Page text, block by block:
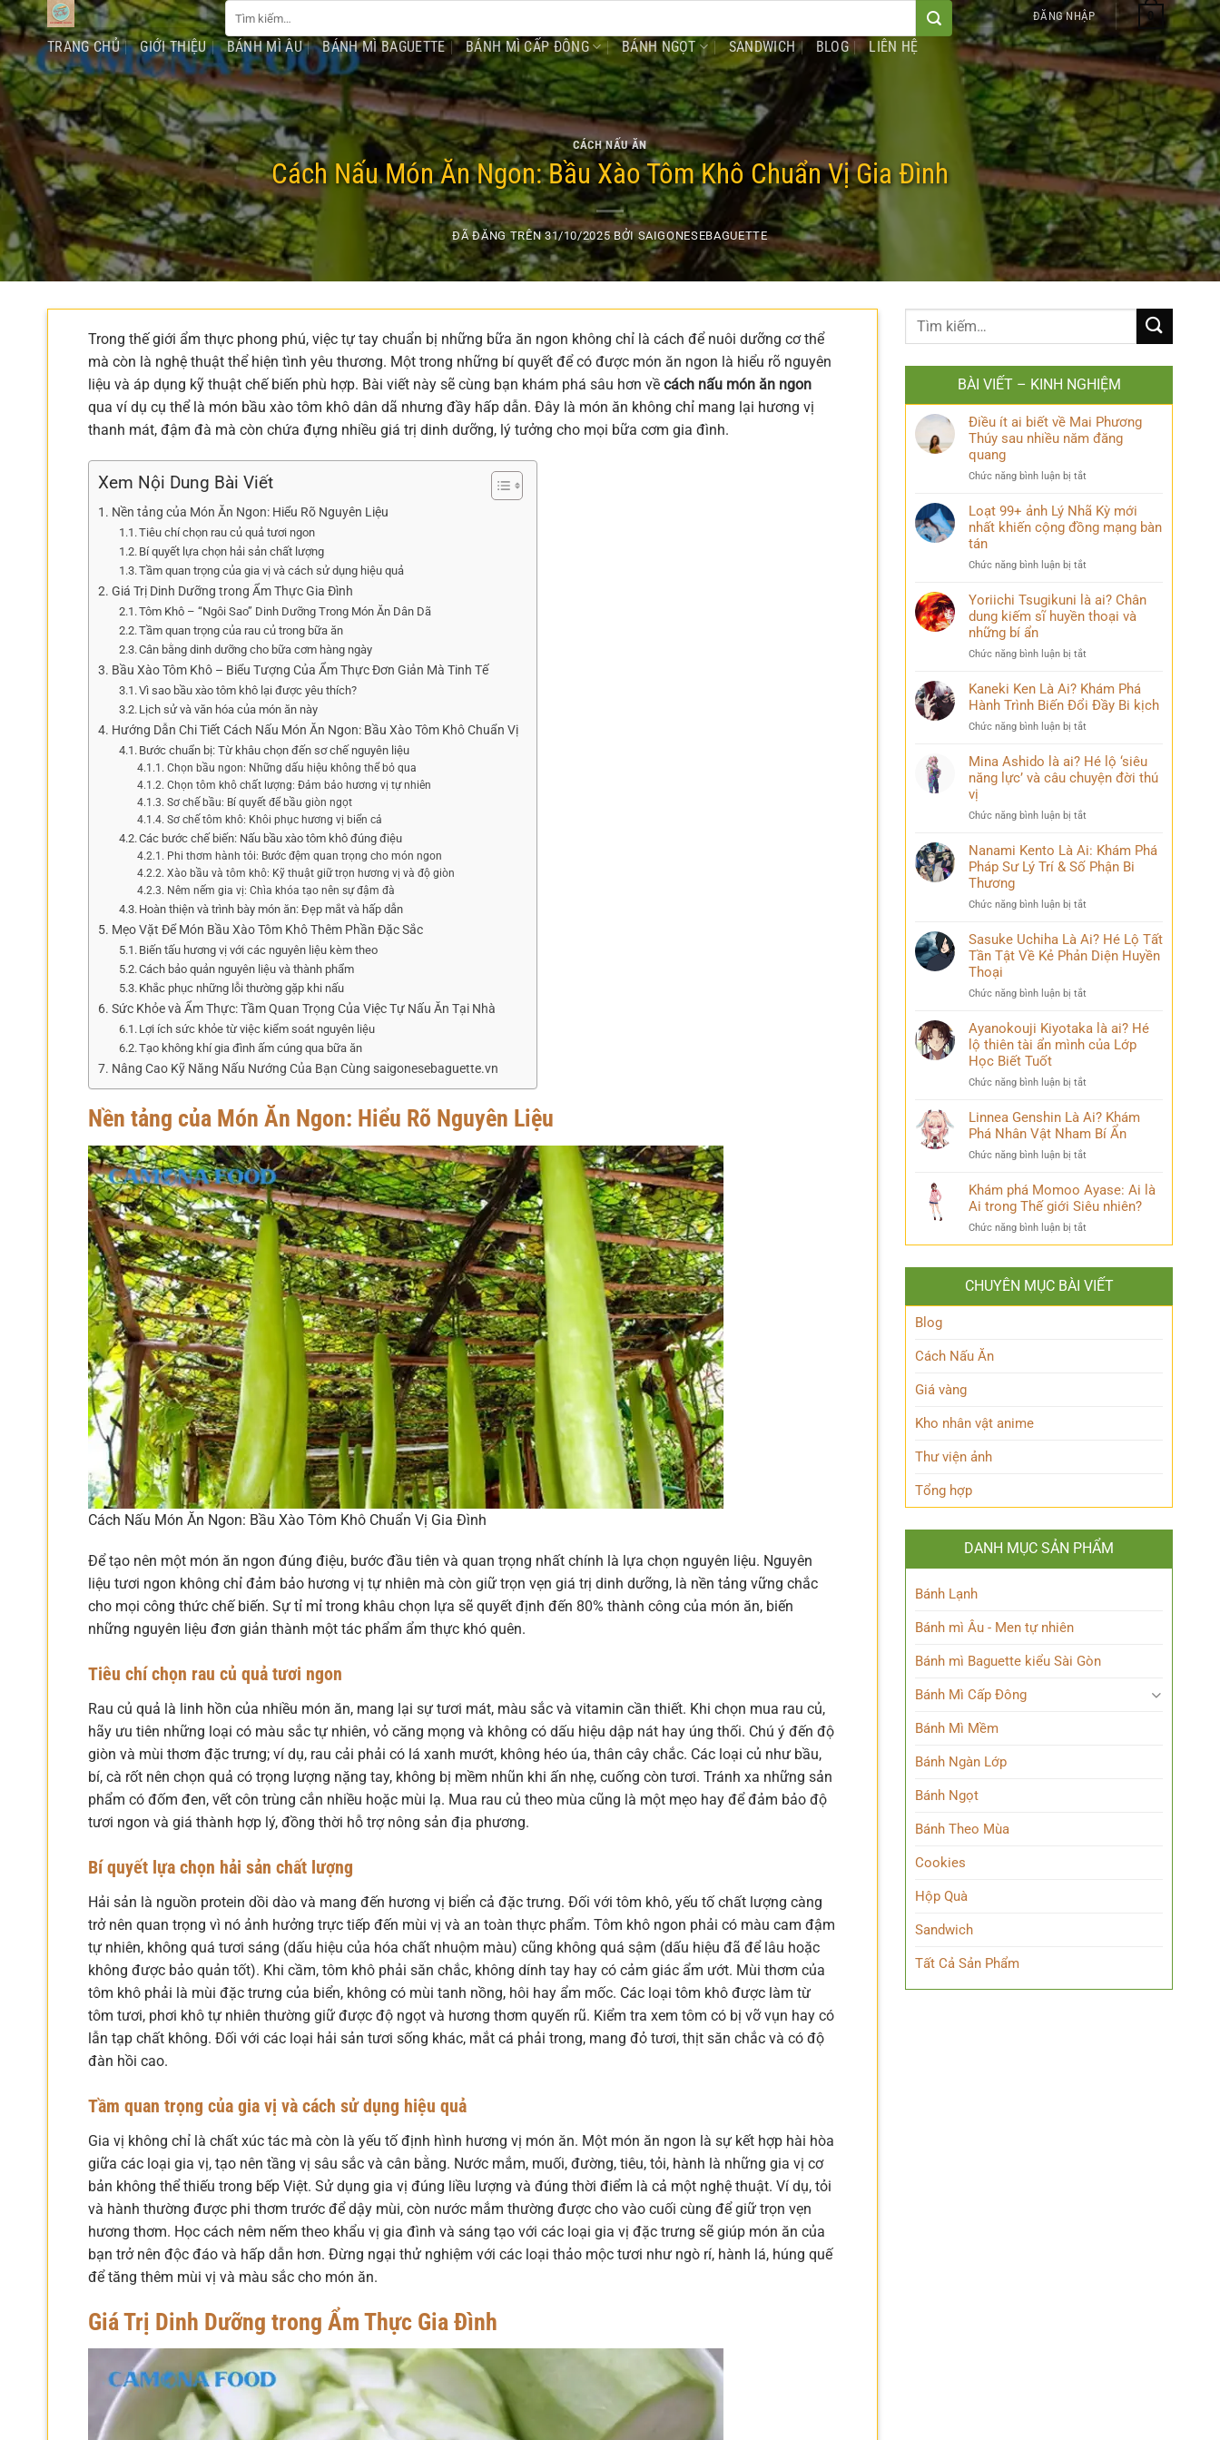
Chuyển
đến
nội
dung
Tìm
kiếm:
ĐĂNG NHẬP 0
TRANG CHỦ GIỚI THIỆU BÁNH MÌ ÂU BÁNH MÌ BAGUETTE BÁNH MÌ CẤP ĐÔNG BÁNH NGỌT SANDWICH BLOG LIÊN HỆ
CÁCH NẤU ĂN
Cách Nấu Món Ăn Ngon: Bầu Xào Tôm Khô Chuẩn Vị Gia Đình
ĐÃ ĐĂNG TRÊN31/10/2025 BỞISAIGONESEBAGUETTE
Trong thế giới ẩm thực phong phú, việc tự tay chuẩn bị những bữa ăn ngon không chỉ là cách để nuôi dưỡng cơ thể
mà còn là nghệ thuật thể hiện tình yêu thương. Một trong những bí quyết để có được món ăn ngon là hiểu rõ nguyên
liệu và áp dụng kỹ thuật chế biến phù hợp. Bài viết này sẽ cùng bạn khám phá sâu hơn về cách nấu món ăn ngon
qua ví dụ cụ thể là món bầu xào tôm khô dân dã nhưng đầy hấp dẫn. Đây là món ăn không chỉ mang lại hương vị
thanh mát, đậm đà mà còn chứa đựng nhiều giá trị dinh dưỡng, lý tưởng cho mọi bữa cơm gia đình.
Xem Nội Dung Bài Viết
Nền tảng của Món Ăn Ngon: Hiểu Rõ Nguyên Liệu
Tiêu chí chọn rau củ quả tươi ngon
Bí quyết lựa chọn hải sản chất lượng
Tầm quan trọng của gia vị và cách sử dụng hiệu quả
Giá Trị Dinh Dưỡng trong Ẩm Thực Gia Đình
Tôm Khô – “Ngôi Sao” Dinh Dưỡng Trong Món Ăn Dân Dã
Tầm quan trọng của rau củ trong bữa ăn
Cân bằng dinh dưỡng cho bữa cơm hàng ngày
Bầu Xào Tôm Khô – Biểu Tượng Của Ẩm Thực Đơn Giản Mà Tinh Tế
Vì sao bầu xào tôm khô lại được yêu thích?
Lịch sử và văn hóa của món ăn này
Hướng Dẫn Chi Tiết Cách Nấu Món Ăn Ngon: Bầu Xào Tôm Khô Chuẩn Vị
Bước chuẩn bị: Từ khâu chọn đến sơ chế nguyên liệu
Chọn bầu ngon: Những dấu hiệu không thể bỏ qua
Chọn tôm khô chất lượng: Đảm bảo hương vị tự nhiên
Sơ chế bầu: Bí quyết để bầu giòn ngọt
Sơ chế tôm khô: Khôi phục hương vị biển cả
Các bước chế biến: Nấu bầu xào tôm khô đúng điệu
Phi thơm hành tỏi: Bước đệm quan trọng cho món ngon
Xào bầu và tôm khô: Kỹ thuật giữ trọn hương vị và độ giòn
Nêm nếm gia vị: Chìa khóa tạo nên sự đậm đà
Hoàn thiện và trình bày món ăn: Đẹp mắt và hấp dẫn
Mẹo Vặt Để Món Bầu Xào Tôm Khô Thêm Phần Đặc Sắc
Biến tấu hương vị với các nguyên liệu kèm theo
Cách bảo quản nguyên liệu và thành phẩm
Khắc phục những lỗi thường gặp khi nấu
Sức Khỏe và Ẩm Thực: Tầm Quan Trọng Của Việc Tự Nấu Ăn Tại Nhà
Lợi ích sức khỏe từ việc kiểm soát nguyên liệu
Tạo không khí gia đình ấm cúng qua bữa ăn
Nâng Cao Kỹ Năng Nấu Nướng Của Bạn Cùng saigonesebaguette.vn
Nền tảng của Món Ăn Ngon: Hiểu Rõ Nguyên Liệu
Cách Nấu Món Ăn Ngon: Bầu Xào Tôm Khô Chuẩn Vị Gia Đình
Để tạo nên một món ăn ngon đúng điệu, bước đầu tiên và quan trọng nhất chính là lựa chọn nguyên liệu. Nguyên
liệu tươi ngon không chỉ đảm bảo hương vị tự nhiên mà còn giữ trọn vẹn giá trị dinh dưỡng, là nền tảng vững chắc
cho mọi công thức chế biến. Sự tỉ mỉ trong khâu chọn lựa sẽ quyết định đến 80% thành công của món ăn, biến
những nguyên liệu đơn giản thành một tác phẩm ẩm thực khó quên.
Tiêu chí chọn rau củ quả tươi ngon
Rau củ quả là linh hồn của nhiều món ăn, mang lại sự tươi mát, màu sắc và vitamin cần thiết. Khi chọn mua rau củ,
hãy ưu tiên những loại có màu sắc tự nhiên, vỏ căng mọng và không có dấu hiệu dập nát hay úng thối. Chú ý đến độ
giòn và mùi thơm đặc trưng; ví dụ, rau cải phải có lá xanh mướt, không héo úa, thân cây chắc. Các loại củ như bầu,
bí, cà rốt nên chọn quả có trọng lượng nặng tay, không bị mềm nhũn khi ấn nhẹ, cuống còn tươi. Tránh xa những sản
phẩm có đốm đen, vết côn trùng cắn nhiều hoặc mùi lạ. Mua rau củ theo mùa cũng là một mẹo hay để đảm bảo độ
tươi ngon và giá thành hợp lý, đồng thời hỗ trợ nông sản địa phương.
Bí quyết lựa chọn hải sản chất lượng
Hải sản là nguồn protein dồi dào và mang đến hương vị biển cả đặc trưng. Đối với tôm khô, yếu tố chất lượng càng
trở nên quan trọng vì nó ảnh hưởng trực tiếp đến mùi vị và an toàn thực phẩm. Tôm khô ngon phải có màu cam đậm
tự nhiên, không quá tươi sáng (dấu hiệu của hóa chất nhuộm màu) cũng không quá sậm (dấu hiệu đã để lâu hoặc
không được bảo quản tốt). Khi cầm, tôm khô phải săn chắc, không dính tay hay có cảm giác ẩm ướt. Mùi thơm của
tôm khô phải là mùi đặc trưng của biển, không có mùi tanh nồng, hôi hay ẩm mốc. Các loại tôm khô được làm từ
tôm tươi, phơi khô tự nhiên thường giữ được độ ngọt và hương thơm quyến rũ. Kiểm tra xem tôm có bị vỡ vụn hay có
lẫn tạp chất không. Đối với các loại hải sản tươi sống khác, mắt cá phải trong, mang đỏ tươi, thịt săn chắc và có độ
đàn hồi cao.
Tầm quan trọng của gia vị và cách sử dụng hiệu quả
Gia vị không chỉ là chất xúc tác mà còn là yếu tố định hình hương vị món ăn. Một món ăn ngon là sự kết hợp hài hòa
giữa các loại gia vị, tạo nên tầng vị sâu sắc và cân bằng. Nước mắm, muối, đường, tiêu, tỏi, hành là những gia vị cơ
bản không thể thiếu trong bếp Việt. Sử dụng gia vị đúng liều lượng và đúng thời điểm là cả một nghệ thuật. Ví dụ, tỏi
và hành thường được phi thơm trước để dậy mùi, còn nước mắm thường được cho vào cuối cùng để giữ trọn vẹn
hương thơm. Học cách nêm nếm theo khẩu vị gia đình và sáng tạo với các loại gia vị đặc trưng sẽ giúp món ăn của
bạn trở nên độc đáo và hấp dẫn hơn. Đừng ngại thử nghiệm với các loại thảo mộc tươi như ngò rí, hành lá, húng quế
để tăng thêm mùi vị và màu sắc cho món ăn.
Giá Trị Dinh Dưỡng trong Ẩm Thực Gia Đình
BÀI VIẾT – KINH NGHIỆM
Điều ít ai biết về Mai Phương
Thúy sau nhiều năm đăng
quang
Chức năng bình luận bị tắt
ít
biết
Mai
Thúy
sau
đăng
Loạt 99+ ảnh Lý Nhã Kỳ mới
nhất khiến cộng đồng mạng bàn
tán
Chức năng bình luận bị tắt
99+
ảnh
Kỳ
nhất
khiến
đồng
bàn
tán
Yoriichi Tsugikuni là ai? Chân
dung kiếm sĩ huyền thoại và
những bí ẩn
Chức năng bình luận bị tắt
Tsugikuni
là
Chân
kiếm
sĩ
và
bí
ẩn
Kaneki Ken Là Ai? Khám Phá
Hành Trình Biến Đổi Đầy Bi kịch
Chức năng bình luận bị tắt
Ken
Ai?
Phá
Trình
Biến
Bi
Mina Ashido là ai? Hé lộ ‘siêu
năng lực’ và câu chuyện đời thú
vị
Chức năng bình luận bị tắt
Ashido
là
lộ
năng
lực’
chuyện
thú
vị
Nanami Kento Là Ai: Khám Phá
Pháp Sư Lý Trí & Số Phận Bi
Thương
Chức năng bình luận bị tắt
Kento
Là
Phá
Sư
Lý
Số
Bi
Thương
Sasuke Uchiha Là Ai? Hé Lộ Tất
Tần Tật Về Kẻ Phản Diện Huyền
Thoại
Chức năng bình luận bị tắt
Uchiha
Lộ
Tần
Tật
Kẻ
Diện
Huyền
Ayanokouji Kiyotaka là ai? Hé
lộ thiên tài ẩn mình của Lớp
Học Biết Tuốt
Chức năng bình luận bị tắt
Kiyotaka
Hé
thiên
tài
Lớp
Học
Linnea Genshin Là Ai? Khám
Phá Nhân Vật Nham Bí Ẩn
Chức năng bình luận bị tắt
Genshin
Là
Khám
Phá
Vật
Nham
Bí
Khám phá Momoo Ayase: Ai là
Ai trong Thế giới Siêu nhiên?
Chức năng bình luận bị tắt
Khám
Ayase:
Ai
CHUYÊN MỤC BÀI VIẾT
Blog
Cách Nấu Ăn
Giá vàng
Kho nhân vật anime
Thư viện ảnh
Tổng hợp
DANH MỤC SẢN PHẨM
Bánh Lạnh
Bánh mì Âu - Men tự nhiên
Bánh mì Baguette kiểu Sài Gòn
Bánh Mì Cấp Đông
Bánh Mì Mềm
Bánh Ngàn Lớp
Bánh Ngọt
Bánh Theo Mùa
Cookies
Hộp Quà
Sandwich
Tất Cả Sản Phẩm